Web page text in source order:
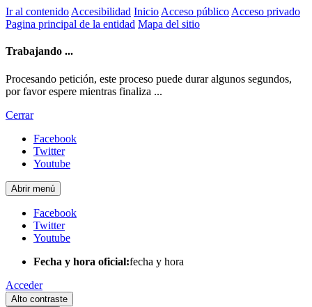
Ir al contenido Accesibilidad Inicio Acceso público Acceso privado
Pagina principal de la entidad Mapa del sitio
Trabajando ...
Procesando petición, este proceso puede durar algunos segundos,
por favor espere mientras finaliza ...
Cerrar
Facebook
Twitter
Youtube
Abrir menú
Facebook
Twitter
Youtube
Fecha y hora oficial:fecha y hora
Acceder
Alto contraste